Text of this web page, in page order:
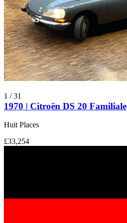
1 /31
1970 | Citroën DS 20 Familiale
Huit Places
£33,254